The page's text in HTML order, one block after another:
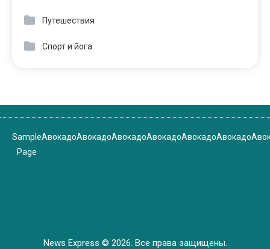
Путешествия
Спорт и йога
Sample
Page
АвокадоАвокадоАвокадоАвокадоАвокадоАвокадо
News Express © 2026. Все права защищены.